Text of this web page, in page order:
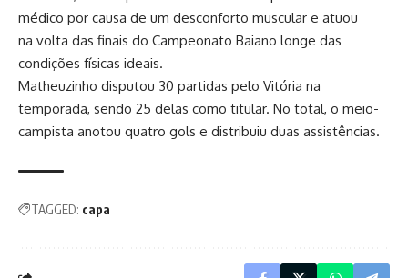
médico por causa de um desconforto muscular e atuou
na volta das finais do Campeonato Baiano longe das
condições físicas ideais.
Matheuzinho disputou 30 partidas pelo Vitória na
temporada, sendo 25 delas como titular. No total, o meio-
campista anotou quatro gols e distribuiu duas assistências.
TAGGED: capa